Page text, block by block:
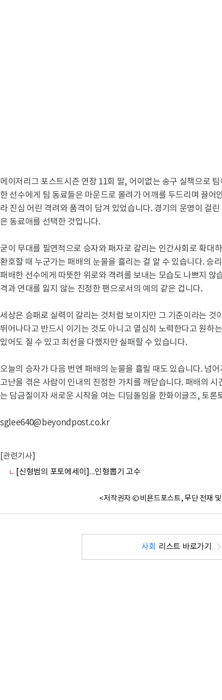
메이저리그 포스트시즌 연장 11회 말, 어이없는 송구 실책으로
한 선수에게 팀 동료들은 마운드로 몰려가 어깨를 두드리며 끌어
라 진심 어린 격려와 품격이 담겨 있었습니다. 경기의 운명이 걸
은 동료애를 선택한 것입니다.
굳이 무대를 필연적으로 승자와 패자로 갈리는 인간사회로 확대
환호할 때 누군가는 패배의 눈물을 흘리는 걸 알 수 있습니다. 승
패배한 선수에게 따뜻한 위로와 격려를 보내는 모습도 나쁘지 않
격과 연대를 잃지 않는 진정한 팬으로서의 예의 같은 겁니다.
세상은 승패로 실력이 갈리는 것처럼 보이지만 그 기준이라는 것
뛰어나다고 반드시 이기는 것도 아니고 열심히 노력한다고 원하
있어도 질 수 있고 최선을 다했지만 실패할 수 있습니다.
오늘의 승자가 다음 번엔 패배의 눈물을 흘릴 때도 있습니다. 넘
고난을 겪은 사람이 인내의 진정한 가치를 깨닫습니다. 패배의
는 담금질이자 새로운 시작을 여는 디딤돌임을 한화이글즈, 토
sglee640@beyondpost.co.kr
[관련기사]
[신형범의 포토에세이]...인형뽑기 고수
<저작권자 © 비욘드포스트, 무단 전재
사회 리스트 바로가기